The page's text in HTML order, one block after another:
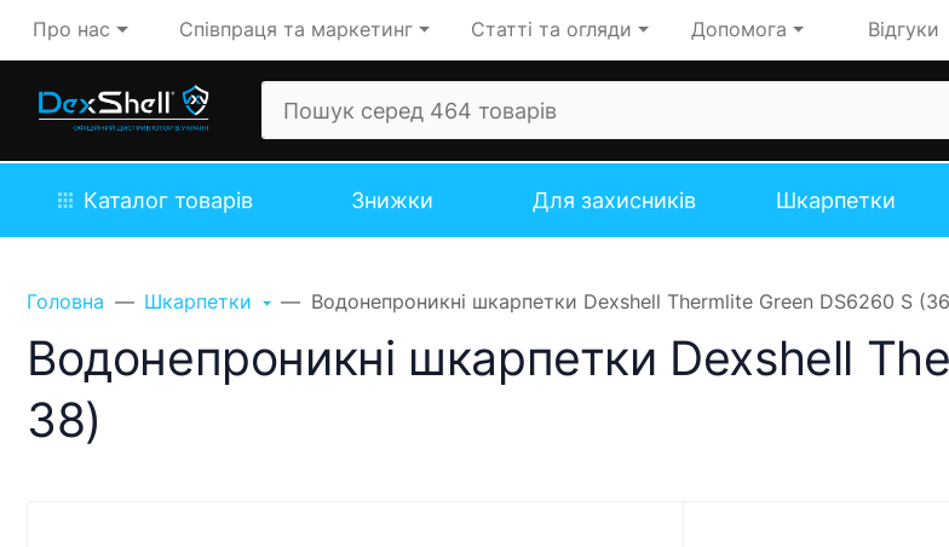
Про нас Співпраця та маркетинг Статті та огляди Допомога Відгуки
Каталог товарів Знижки Для захисників Шкарпетки
Головна Шкарпетки Водонепроникні шкарпетки Dexshell Thermlite Green DS6260 S
Водонепроникні шкарпетки Dexshell
38)